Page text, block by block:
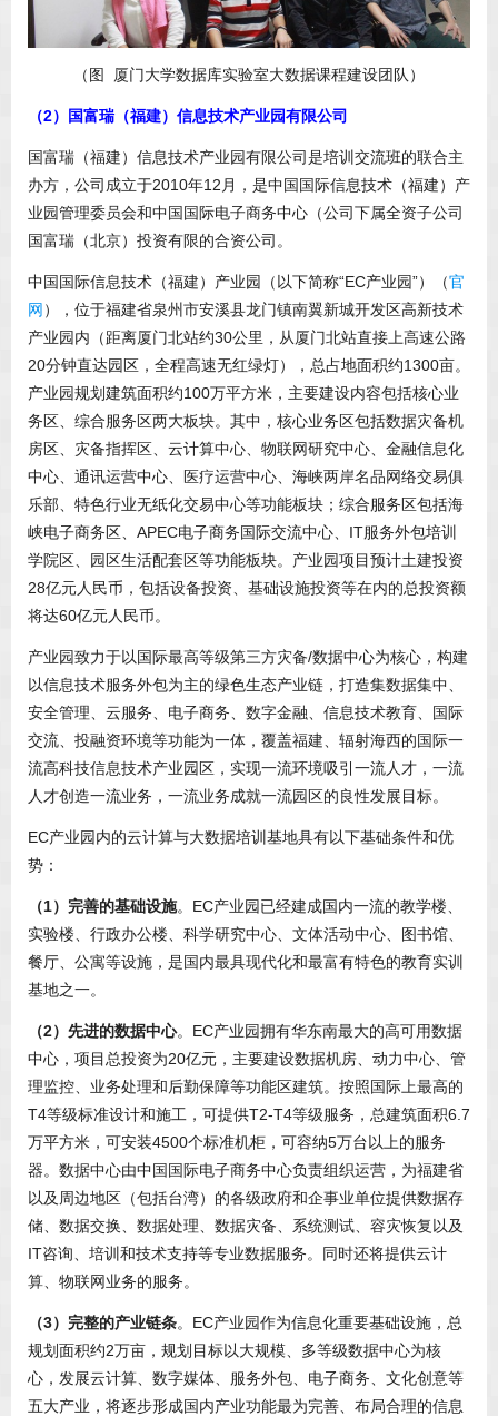
（图 厦门大学数据库实验室大数据课程建设团队）
（2）国富瑞（福建）信息技术产业园有限公司
国富瑞（福建）信息技术产业园有限公司是培训交流班的联合主
办方，公司成立于2010年12月，是中国国际信息技术（福建）产
业园管理委员会和中国国际电子商务中心（公司下属全资子公司
国富瑞（北京）投资有限的合资公司。
中国国际信息技术（福建）产业园（以下简称“EC产业园”）（官
网），位于福建省泉州市安溪县龙门镇南翼新城开发区高新技术
产业园内（距离厦门北站约30公里，从厦门北站直接上高速公路
20分钟直达园区，全程高速无红绿灯），总占地面积约1300亩。
产业园规划建筑面积约100万平方米，主要建设内容包括核心业
务区、综合服务区两大板块。其中，核心业务区包括数据灾备机
房区、灾备指挥区、云计算中心、物联网研究中心、金融信息化
中心、通讯运营中心、医疗运营中心、海峡两岸名品网络交易俱
乐部、特色行业无纸化交易中心等功能板块；综合服务区包括海
峡电子商务区、APEC电子商务国际交流中心、IT服务外包培训
学院区、园区生活配套区等功能板块。产业园项目预计土建投资
28亿元人民币，包括设备投资、基础设施投资等在内的总投资额
将达60亿元人民币。
产业园致力于以国际最高等级第三方灾备/数据中心为核心，构建
以信息技术服务外包为主的绿色生态产业链，打造集数据集中、
安全管理、云服务、电子商务、数字金融、信息技术教育、国际
交流、投融资环境等功能为一体，覆盖福建、辐射海西的国际一
流高科技信息技术产业园区，实现一流环境吸引一流人才，一流
人才创造一流业务，一流业务成就一流园区的良性发展目标。
EC产业园内的云计算与大数据培训基地具有以下基础条件和优
势：
（1）完善的基础设施。EC产业园已经建成国内一流的教学楼、
实验楼、行政办公楼、科学研究中心、文体活动中心、图书馆、
餐厅、公寓等设施，是国内最具现代化和最富有特色的教育实训
基地之一。
（2）先进的数据中心。EC产业园拥有华东南最大的高可用数据
中心，项目总投资为20亿元，主要建设数据机房、动力中心、管
理监控、业务处理和后勤保障等功能区建筑。按照国际上最高的
T4等级标准设计和施工，可提供T2-T4等级服务，总建筑面积6.7
万平方米，可安装4500个标准机柜，可容纳5万台以上的服务
器。数据中心由中国国际电子商务中心负责组织运营，为福建省
以及周边地区（包括台湾）的各级政府和企事业单位提供数据存
储、数据交换、数据处理、数据灾备、系统测试、容灾恢复以及
IT咨询、培训和技术支持等专业数据服务。同时还将提供云计
算、物联网业务的服务。
（3）完整的产业链条。EC产业园作为信息化重要基础设施，总
规划面积约2万亩，规划目标以大规模、多等级数据中心为核
心，发展云计算、数字媒体、服务外包、电子商务、文化创意等
五大产业，将逐步形成国内产业功能最为完善、布局合理的信息